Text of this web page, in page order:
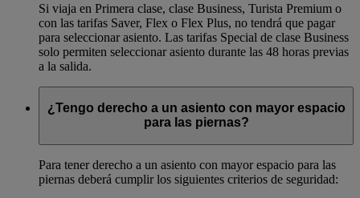
Si viaja en Primera clase, clase Business, Turista Premium o
con las tarifas Saver, Flex o Flex Plus, no tendrá que pagar
para seleccionar asiento. Las tarifas Special de clase Business
solo permiten seleccionar asiento durante las 48 horas previas
a la salida.
¿Tengo derecho a un asiento con mayor espacio
para las piernas?
Para tener derecho a un asiento con mayor espacio para las
piernas deberá cumplir los siguientes criterios de seguridad: